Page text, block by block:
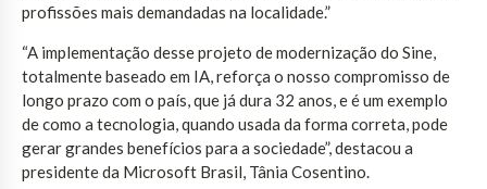
profissões mais demandadas na localidade.”
“A implementação desse projeto de modernização do Sine,
totalmente baseado em IA, reforça o nosso compromisso de
longo prazo com o país, que já dura 32 anos, e é um exemplo
de como a tecnologia, quando usada da forma correta, pode
gerar grandes benefícios para a sociedade”, destacou a
presidente da Microsoft Brasil, Tânia Cosentino.